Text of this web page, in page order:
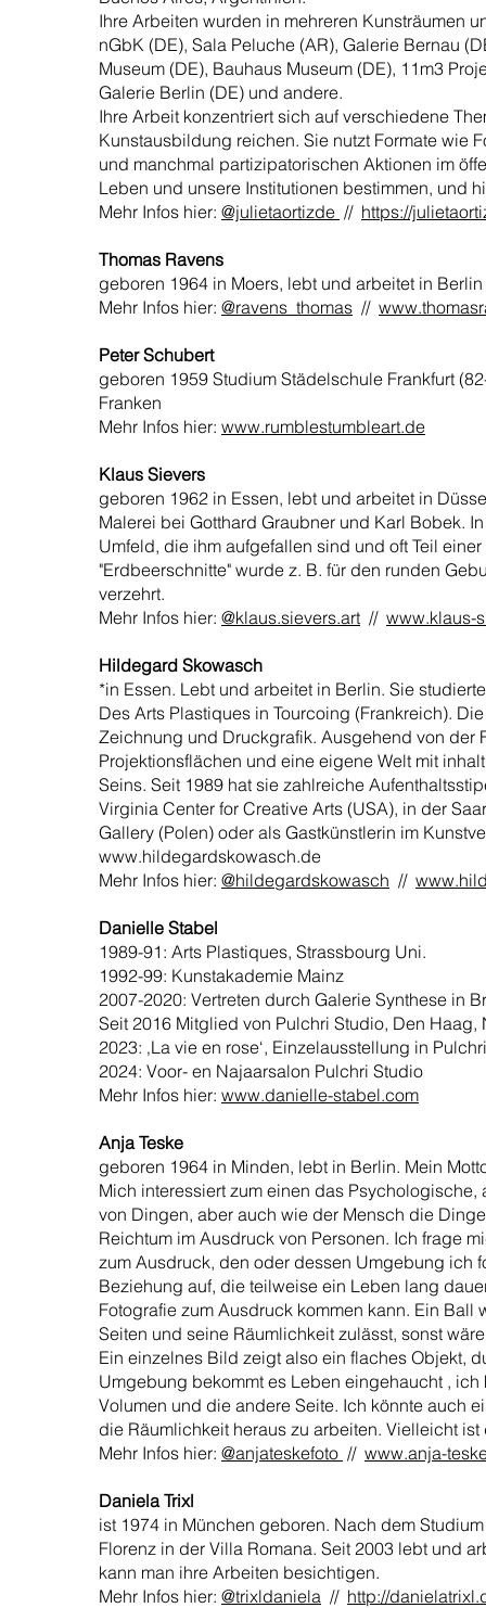
Ihre Arbeiten wurden in mehreren Kunsträumen
nGbK (DE), Sala Peluche (AR), Galerie Bernau
Museum (DE), Bauhaus Museum (DE), 11m3
Galerie Berlin (DE) und andere.
Ihre Arbeit konzentriert sich auf verschiedene
Kunstausbildung reichen. Sie nutzt Formate wie
und manchmal partizipatorischen Aktionen im
Leben und unsere Institutionen bestimmen, und
Mehr Infos hier: @julietaortizde // https://
Thomas Ravens
geboren 1964 in Moers, lebt und arbeitet in Berlin
Mehr Infos hier: @ravens_thomas //
Peter Schubert
geboren 1959 Studium Städelschule Frankfurt
Franken
Mehr Infos hier: www.rumblestumbleart.de
Klaus Sievers
geboren 1962 in Essen, lebt und arbeitet in
Malerei bei Gotthard Graubner und Karl Bobek.
Umfeld, die ihm aufgefallen sind und oft Teil
"Erdbeerschnitte" wurde z. B. für den runden
verzehrt.
Mehr Infos hier: @klaus.sievers.art // www.klaus-
Hildegard Skowasch
*in Essen. Lebt und arbeitet in Berlin. Sie
Des Arts Plastiques in Tourcoing (Frankreich).
Zeichnung und Druckgrafik. Ausgehend von der
Projektionsflächen und eine eigene Welt mit
Seins. Seit 1989 hat sie zahlreiche
Virginia Center for Creative Arts (USA), in der
Gallery (Polen) oder als Gastkünstlerin im
www.hildegardskowasch.de
Mehr Infos hier: @hildegardskowasch //
Danielle Stabel
1989-91: Arts Plastiques, Strassbourg Uni.
1992-99: Kunstakademie Mainz
2007-2020: Vertreten durch Galerie Synthese in
Seit 2016 Mitglied von Pulchri Studio, Den Haag,
2023: ‚La vie en rose‘, Einzelausstellung in
2024: Voor- en Najaarsalon Pulchri Studio
Mehr Infos hier: www.danielle-stabel.com
Anja Teske
geboren 1964 in Minden, lebt in Berlin. Mein
Mich interessiert zum einen das
von Dingen, aber auch wie der Mensch die
Reichtum im Ausdruck von Personen. Ich frage
zum Ausdruck, den oder dessen Umgebung ich
Beziehung auf, die teilweise ein Leben lang
Fotografie zum Ausdruck kommen kann. Ein
Seiten und seine Räumlichkeit zulässt, sonst
Ein einzelnes Bild zeigt also ein flaches Objekt,
Umgebung bekommt es Leben eingehaucht ,
Volumen und die andere Seite. Ich könnte auch
die Räumlichkeit heraus zu arbeiten. Vielleicht
Mehr Infos hier: @anjateskefoto // www.anja-
Daniela Trixl
ist 1974 in München geboren. Nach dem
Florenz in der Villa Romana. Seit 2003 lebt und
kann man ihre Arbeiten besichtigen.
Mehr Infos hier: @trixldaniela // http://